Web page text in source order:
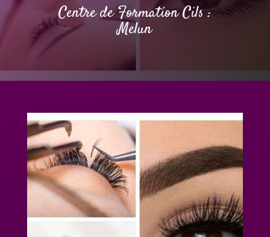
Centre de Formation Cils :
Melun